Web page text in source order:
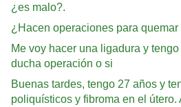
¿es malo?.
¿Hacen operaciones para
Me voy hacer una ligadura y
ducha operación o si
Buenas tardes, tengo 27 años y
poliquísticos y fibroma en el útero.